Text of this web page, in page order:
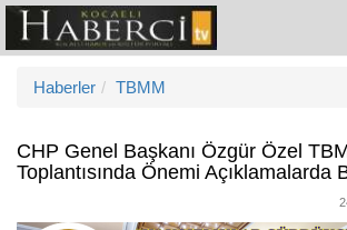
Haberler TBMM
CHP Genel Başkanı Özgür Özel
Toplantısında Önemi Açıklamalarda